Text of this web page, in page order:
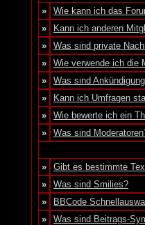
»
Wie kann ich das
»
Kann ich anderen
»
Was sind private
»
Wie verwende ich die
»
Was sind
»
Kann ich Umfragen
»
Wie bewerte ich ein
»
Was sind
»
Gibt es bestimmte
»
Was sind Smilies?
»
BBCode
»
Was sind Beitrags-